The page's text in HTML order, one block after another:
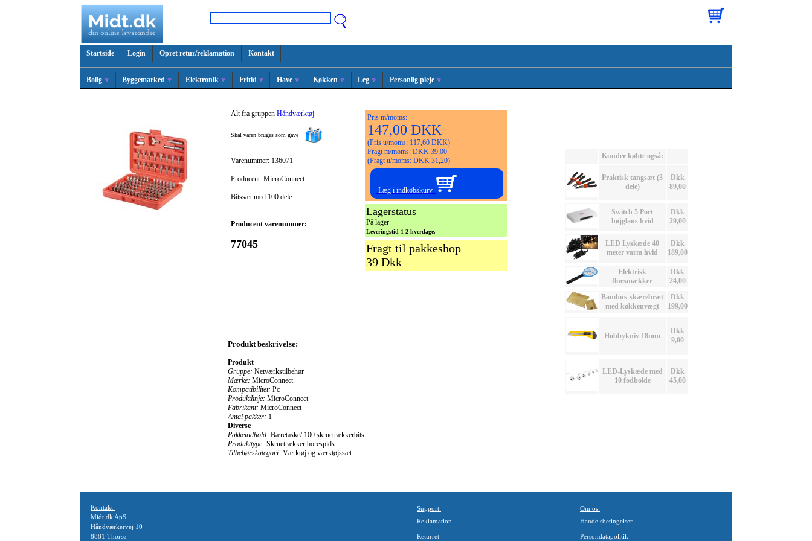
Startside Login Opret retur/reklamation Kontakt
Bolig Byggemarked Elektronik Fritid Have Køkken Leg Personlig pleje
Alt fra gruppen Håndværktøj
Skal varen bruges som gave
Varenummer: 136071
Producent: MicroConnect
Bitssæt med 100 dele
Producent varenummer:
77045
Pris m/moms:
147,00 DKK
(Pris u/moms: 117,60 DKK)
Fragt m/moms: DKK 39,00
(Fragt u/moms: DKK 31,20)
Læg i indkøbskurv
Lagerstatus
På lager
Leveringstid 1-2 hverdage.
Fragt til pakkeshop
39 Dkk
Produkt beskrivelse:
Produkt
Gruppe: Netværkstilbehør
Mærke: MicroConnect
Kompatibilitet: Pc
Produktlinje: MicroConnect
Fabrikant: MicroConnect
Antal pakker: 1
Diverse
Pakkeindhold: Bæretaske/ 100 skruetrækkerbits
Produkttype: Skruetrækker borespids
Tilbehørskategori: Værktøj og værktøjssæt
Kunder købte også:
Praktisk tangsæt (3
dele)
Dkk
89,00
Switch 5 Port
højglans hvid
Dkk
29,00
LED Lyskæde 40
meter varm hvid
Dkk
189,00
Elektrisk
fluesmækker
Dkk
24,00
Bambus-skærebræt
med køkkenvægt
Dkk
199,00
Hobbykniv 18mm
Dkk
9,00
LED-Lyskæde med
10 fodbolde
Dkk
45,00
Kontakt:
Midt.dk ApS
Håndværkervej 10
8881 Thorsø
Support:
Reklamation
Returret
Om os:
Handelsbetingelser
Persondatapolitik